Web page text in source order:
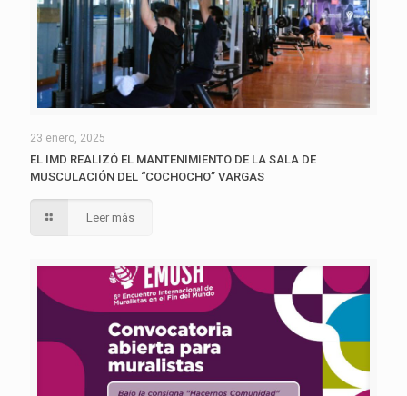
23 enero, 2025
EL IMD REALIZÓ EL MANTENIMIENTO DE LA SALA DE
MUSCULACIÓN DEL “COCHOCHO” VARGAS
Leer más